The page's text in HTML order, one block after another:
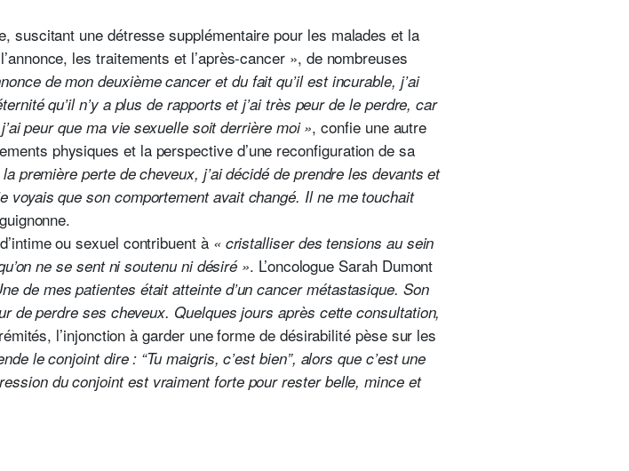
suscitant une détresse supplémentaire pour les malades et la
les traitements et l’après-cancer », de nombreuses
de mon deuxième cancer et du fait qu’il est incurable, j’ai
qu’il n’y a plus de rapports et j’ai très peur de le perdre, car
peur que ma vie sexuelle soit derrière moi », confie une autre
physiques et la perspective d’une reconfiguration de sa
première perte de cheveux, j’ai décidé de prendre les devants et
que son comportement avait changé. Il ne me touchait
ou sexuel contribuent à « cristalliser des tensions au sein
ne se sent ni soutenu ni désiré ». L’oncologue Sarah Dumont
de mes patientes était atteinte d’un cancer métastasique. Son
de perdre ses cheveux. Quelques jours après cette consultation,
l’injonction à garder une forme de désirabilité pèse sur les
le conjoint dire : “Tu maigris, c’est bien”, alors que c’est une
du conjoint est vraiment forte pour rester belle, mince et